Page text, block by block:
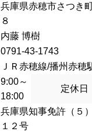
兵庫県赤穂市さつき
８
内藤 博樹
0791-43-1743
ＪＲ赤穂線/播州赤穂
9:00～
18:00
定休日
兵庫県知事免許（５
１２号